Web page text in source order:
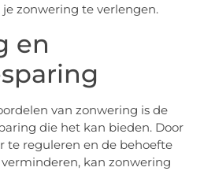
zonwering te verlengen.
en
van zonwering is de
die het kan bieden. Door
te reguleren en de behoefte
kan zonwering